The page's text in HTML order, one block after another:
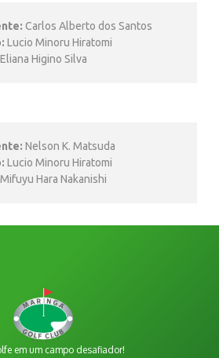
Carlos Alberto dos Santos
Lucio Minoru Hiratomi
Eliana Higino Silva
Nelson K. Matsuda
Lucio Minoru Hiratomi
Mifuyu Hara Nakanishi
em um campo desafiador!